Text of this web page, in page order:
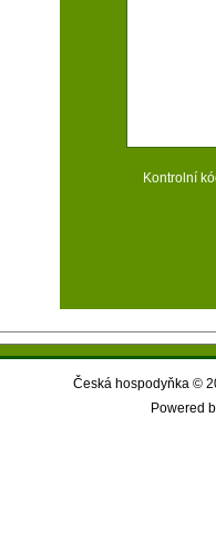
Kontrolní
Česká hospodyňka ©
Powered